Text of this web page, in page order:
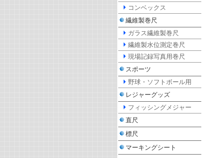
コンベックス
繊維製巻尺
ガラス繊維製巻尺
繊維製水位測定巻尺
現場記録写真用巻尺
スポーツ
野球・ソフトボール用
レジャーグッズ
フィッシングメジャー
直尺
標尺
マーキングシート